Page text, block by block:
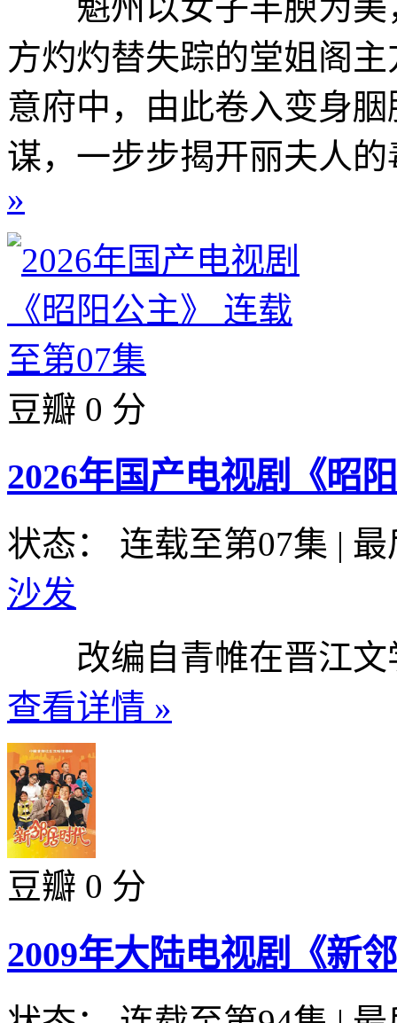
方灼灼替失踪的堂姐阁
意府中，由此卷入变身
谋，一步步揭开丽夫人
»
豆瓣 0 分
2026年国产电视剧《昭
状态： 连载至第07集 | 最
沙发
改编自青帷在晋江文
查看详情 »
豆瓣 0 分
2009年大陆电视剧《新